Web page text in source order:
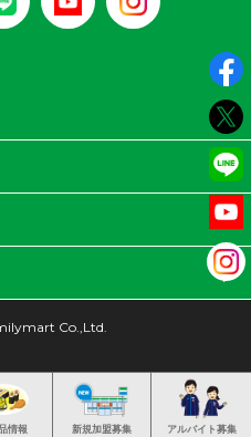
Co.,Ltd.
情報 新規加盟募集 アルバイト募集